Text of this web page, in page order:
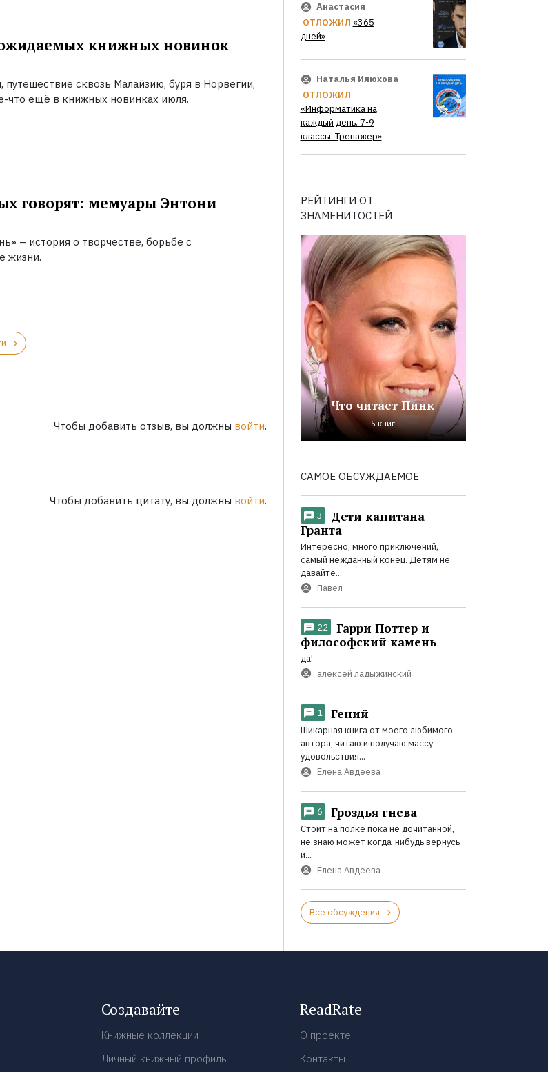
книжных новинок
сквозь Малайзию, буря в Норвегии,
что ещё в книжных новинках июля.
говорят: мемуары Энтони
– история о творчестве, борьбе с
жизни.
Чтобы добавить отзыв, вы должны войти.
Чтобы добавить цитату, вы должны войти.
Анастасия
ОТЛОЖИЛ «365
дней»
Наталья Илюхова
ОТЛОЖИЛ
«Информатика на
каждый день. 7-9
классы. Тренажер»
РЕЙТИНГИ ОТ
ЗНАМЕНИТОСТЕЙ
Что читает Пинк
5 книг
САМОЕ ОБСУЖДАЕМОЕ
3
Дети капитана
Гранта
Интересно, много приключений,
самый нежданный конец. Детям не
давайте...
Павел
22
Гарри Поттер и
философский камень
да!
алексей ладыжинский
1 Гений
Шикарная книга от моего любимого
автора, читаю и получаю массу
удовольствия...
Елена Авдеева
6 Гроздья гнева
Стоит на полке пока не дочитанной,
не знаю может когда-нибудь вернусь
и...
Елена Авдеева
Все обсуждения
Создавайте
Книжные коллекции
Личный книжный профиль
ReadRate
О проекте
Контакты